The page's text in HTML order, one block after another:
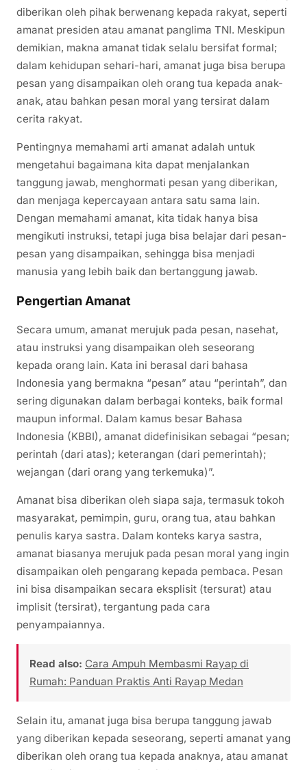
diberikan oleh pihak berwenang kepada rakyat, seperti
amanat presiden atau amanat panglima TNI. Meskipun
demikian, makna amanat tidak selalu bersifat formal;
dalam kehidupan sehari-hari, amanat juga bisa berupa
pesan yang disampaikan oleh orang tua kepada anak-
anak, atau bahkan pesan moral yang tersirat dalam
cerita rakyat.
Pentingnya memahami arti amanat adalah untuk
mengetahui bagaimana kita dapat menjalankan
tanggung jawab, menghormati pesan yang diberikan,
dan menjaga kepercayaan antara satu sama lain.
Dengan memahami amanat, kita tidak hanya bisa
mengikuti instruksi, tetapi juga bisa belajar dari pesan-
pesan yang disampaikan, sehingga bisa menjadi
manusia yang lebih baik dan bertanggung jawab.
Pengertian Amanat
Secara umum, amanat merujuk pada pesan, nasehat,
atau instruksi yang disampaikan oleh seseorang
kepada orang lain. Kata ini berasal dari bahasa
Indonesia yang bermakna “pesan” atau “perintah”, dan
sering digunakan dalam berbagai konteks, baik formal
maupun informal. Dalam kamus besar Bahasa
Indonesia (KBBI), amanat didefinisikan sebagai “pesan;
perintah (dari atas); keterangan (dari pemerintah);
wejangan (dari orang yang terkemuka)”.
Amanat bisa diberikan oleh siapa saja, termasuk tokoh
masyarakat, pemimpin, guru, orang tua, atau bahkan
penulis karya sastra. Dalam konteks karya sastra,
amanat biasanya merujuk pada pesan moral yang ingin
disampaikan oleh pengarang kepada pembaca. Pesan
ini bisa disampaikan secara eksplisit (tersurat) atau
implisit (tersirat), tergantung pada cara
penyampaiannya.
Read also: Cara Ampuh Membasmi Rayap di
Rumah: Panduan Praktis Anti Rayap Medan
Selain itu, amanat juga bisa berupa tanggung jawab
yang diberikan kepada seseorang, seperti amanat yang
diberikan oleh orang tua kepada anaknya, atau amanat